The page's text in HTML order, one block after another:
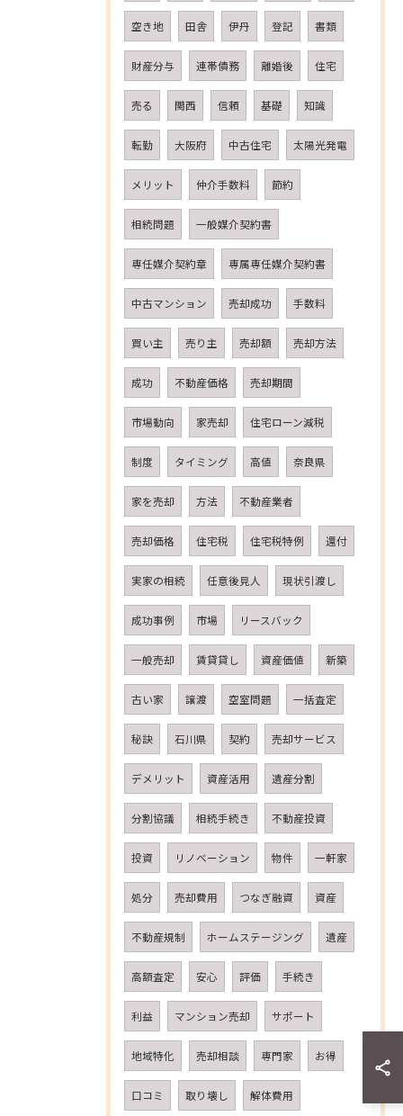
空き地 田舎 伊丹 登記 書類
財産分与 連帯債務 離婚後 住宅
売る 関西 信頼 基礎 知識
転勤 大阪府 中古住宅 太陽光発電
メリット 仲介手数料 節約
相続問題 一般媒介契約書
専任媒介契約章 専属専任媒介契約書
中古マンション 売却成功 手数料
買い主 売り主 売却額 売却方法
成功 不動産価格 売却期間
市場動向 家売却 住宅ローン減税
制度 タイミング 高値 奈良県
家を売却 方法 不動産業者
売却価格 住宅税 住宅税特例 還付
実家の相続 任意後見人 現状引渡し
成功事例 市場 リースバック
一般売却 賃貸貸し 資産価値 新築
古い家 譲渡 空室問題 一括査定
秘訣 石川県 契約 売却サービス
デメリット 資産活用 遺産分割
分割協議 相続手続き 不動産投資
投資 リノベーション 物件 一軒家
処分 売却費用 つなぎ融資 資産
不動産規制 ホームステージング 遺産
高額査定 安心 評価 手続き
利益 マンション売却 サポート
地域特化 売却相談 専門家 お得
口コミ 取り壊し 解体費用